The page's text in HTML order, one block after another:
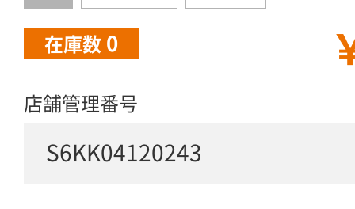
在庫数 0
店舗管理番号
S6KK04120243